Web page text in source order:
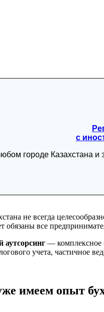
с
городе Казахстана
не всегда
обязаны все
аутсорсинг — комплексное
учета, частичное
имеем опыт